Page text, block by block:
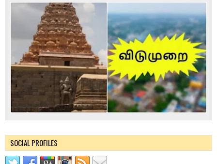
SOCIAL PROFILES